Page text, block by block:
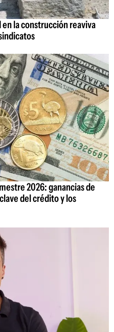
la construcción reaviva
2026: ganancias de
del crédito y los